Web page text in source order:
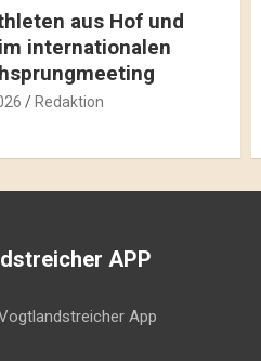
aus Hof und
internationalen
Redaktion
APP